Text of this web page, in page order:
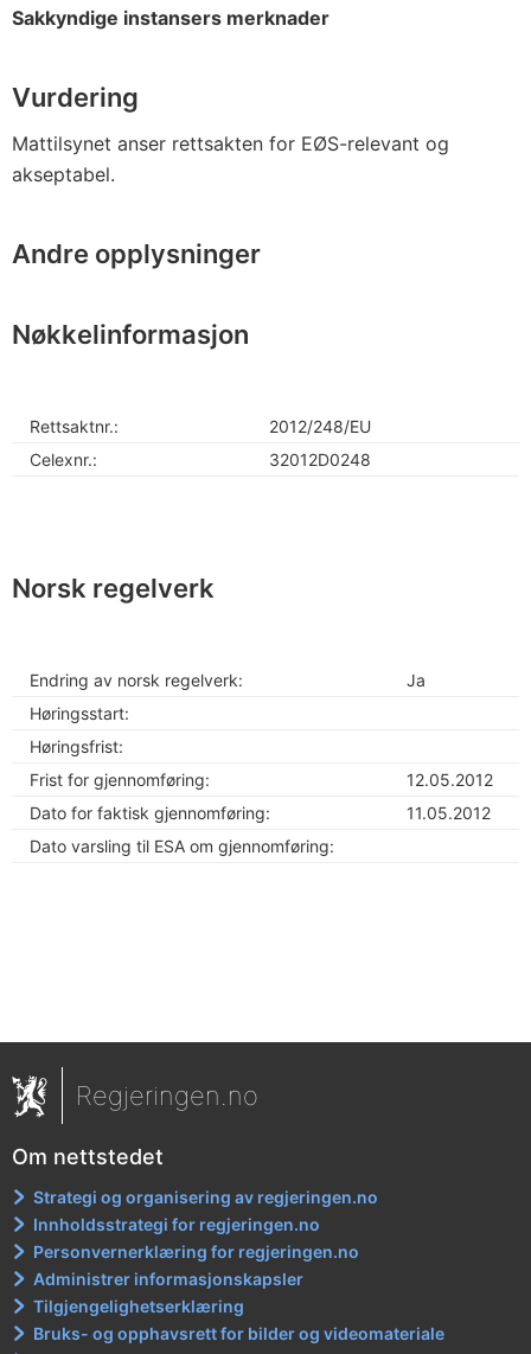
Sakkyndige instansers merknader
Vurdering
Mattilsynet anser rettsakten for EØS-relevant og
akseptabel.
Andre opplysninger
Nøkkelinformasjon
Rettsaktnr.:
2012/248/EU
Celexnr.:
32012D0248
Norsk regelverk
Endring av norsk regelverk:
Ja
Høringsstart:
Høringsfrist:
Frist for gjennomføring:
12.05.2012
Dato for faktisk gjennomføring:
11.05.2012
Dato varsling til ESA om gjennomføring:
Regjeringen.no
Om nettstedet
Strategi og organisering av regjeringen.no
Innholdsstrategi for regjeringen.no
Personvernerklæring for regjeringen.no
Administrer informasjonskapsler
Tilgjengelighetserklæring
Bruks- og opphavsrett for bilder og videomateriale